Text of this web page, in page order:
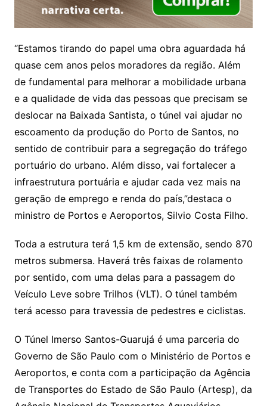
“Estamos tirando do papel uma obra aguardada há
quase cem anos pelos moradores da região. Além
de fundamental para melhorar a mobilidade urbana
e a qualidade de vida das pessoas que precisam se
deslocar na Baixada Santista, o túnel vai ajudar no
escoamento da produção do Porto de Santos, no
sentido de contribuir para a segregação do tráfego
portuário do urbano. Além disso, vai fortalecer a
infraestrutura portuária e ajudar cada vez mais na
geração de emprego e renda do país,”destaca o
ministro de Portos e Aeroportos, Silvio Costa Filho.
Toda a estrutura terá 1,5 km de extensão, sendo 870
metros submersa. Haverá três faixas de rolamento
por sentido, com uma delas para a passagem do
Veículo Leve sobre Trilhos (VLT). O túnel também
terá acesso para travessia de pedestres e ciclistas.
O Túnel Imerso Santos-Guarujá é uma parceria do
Governo de São Paulo com o Ministério de Portos e
Aeroportos, e conta com a participação da Agência
de Transportes do Estado de São Paulo (Artesp), da